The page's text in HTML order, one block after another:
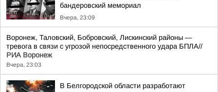
бандеровский мемориал
Вчера, 23:09
Воронеж, Таловский, Бобровский, Лискинский районы —
тревога в связи с угрозой непосредственного удара БПЛА//
РИА Воронеж
Вчера, 23:03
В Белгородской области разработают